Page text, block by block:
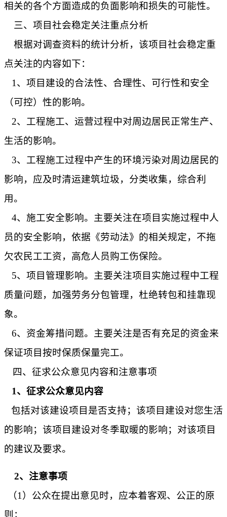
相关的各个方面造成的负面影响和损失的可能性。
三、项目社会稳定关注重点分析
根据对调查资料的统计分析，该项目社会稳定重
点关注的内容如下：
1、项目建设的合法性、合理性、可行性和安全
（可控）性的影响。
2、工程施工、运营过程中对周边居民正常生产、
生活的影响。
3、工程施工过程中产生的环境污染对周边居民的
影响，应及时清运建筑垃圾，分类收集，综合利
用。
4、施工安全影响。主要关注在项目实施过程中人
员的安全影响，依据《劳动法》的相关规定，不拖
欠农民工工资，高危人员购工伤保险。
5、项目管理影响。主要关注项目实施过程中工程
质量问题，加强劳务分包管理，杜绝转包和挂靠现
象。
6、资金筹措问题。主要关注是否有充足的资金来
保证项目按时保质保量完工。
四、征求公众意见内容和注意事项
1、征求公众意见内容
包括对该建设项目是否支持；该项目建设对您生活
的影响； 该项目建设对冬季取暖的影响；对该项目
的建议及要求。
2、注意事项
（1）公众在提出意见时，应本着客观、公正的原
则；